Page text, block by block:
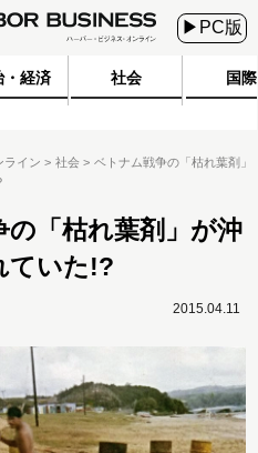
▶PC版
・経済 社会 国際
ライン 社会
ベトナム戦争の「枯れ葉剤」
の「枯れ葉剤」が沖
ていた!?
2015.04.11